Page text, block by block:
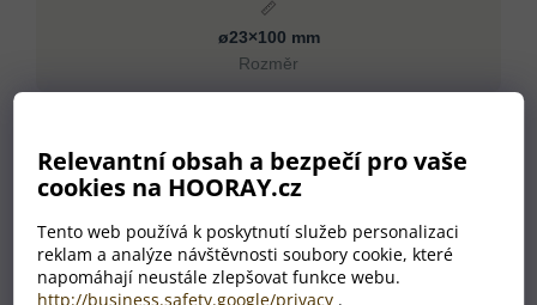
Relevantní obsah a bezpečí pro vaše
cookies na HOORAY.cz
Tento web používá k poskytnutí služeb personalizaci
reklam a analýze návštěvnosti soubory cookie, které
napomáhají neustále zlepšovat funkce webu.
http://business.safety.google/privacy .
📏
ø23×100 mm
Rozměr
Materiály
Recyklovaný hliník
Úroveň jasu
110 lumen
Kapacita baterie
400 mAh